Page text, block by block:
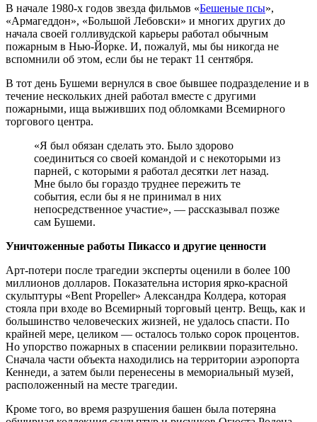
В начале 1980-х годов звезда фильмов «Бешеные псы»,
«Армагеддон», «Большой Лебовски» и многих других до
начала своей голливудской карьеры работал обычным
пожарным в Нью-Йорке. И, пожалуй, мы бы никогда не
вспомнили об этом, если бы не теракт 11 сентября.
В тот день Бушеми вернулся в свое бывшее подразделение и в
течение нескольких дней работал вместе с другими
пожарными, ища выживших под обломками Всемирного
торгового центра.
«Я был обязан сделать это. Было здорово
соединиться со своей командой и с некоторыми из
парней, с которыми я работал десятки лет назад.
Мне было бы гораздо труднее пережить те
события, если бы я не принимал в них
непосредственное участие», — рассказывал позже
сам Бушеми.
Уничтоженные работы Пикассо и другие ценности
Арт-потери после трагедии эксперты оценили в более 100
миллионов долларов. Показательна история ярко-красной
скульптуры «Bent Propeller» Александра Колдера, которая
стояла при входе во Всемирный торговый центр. Вещь, как и
большинство человеческих жизней, не удалось спасти. По
крайней мере, целиком — осталось только сорок процентов.
Но упорство пожарных в спасении реликвии поразительно.
Сначала части объекта находились на территории аэропорта
Кеннеди, а затем были перенесены в мемориальный музей,
расположенный на месте трагедии.
Кроме того, во время разрушения башен была потеряна